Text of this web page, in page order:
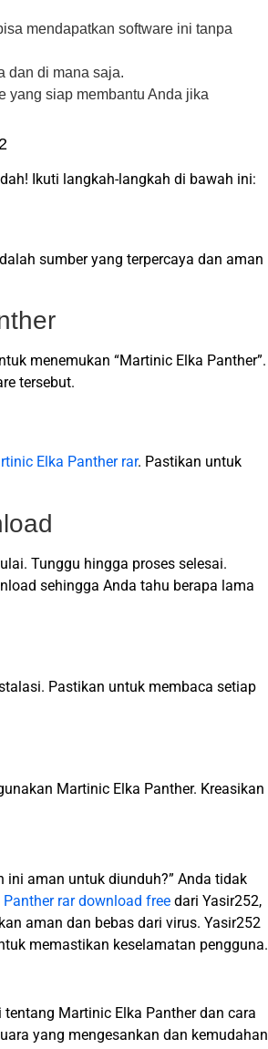
mendapatkan software ini tanpa
dan di mana saja.
yang siap membantu Anda jika
Ikuti langkah-langkah di bawah ini:
sumber yang terpercaya dan aman
menemukan “Martinic Elka Panther”.
tersebut.
Elka Panther rar. Pastikan untuk
Tunggu hingga proses selesai.
sehingga Anda tahu berapa lama
Pastikan untuk membaca setiap
Martinic Elka Panther. Kreasikan
ini aman untuk diunduh?” Anda tidak
rar download free dari Yasir252,
aman dan bebas dari virus. Yasir252
memastikan keselamatan pengguna.
Martinic Elka Panther dan cara
yang mengesankan dan kemudahan